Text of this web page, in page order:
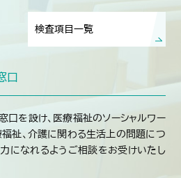
検査項目一覧
口
口を設け、医療福祉のソーシャルワー
祉、介護に関わる生活上の問題につ
になれるようご相談をお受けいたし